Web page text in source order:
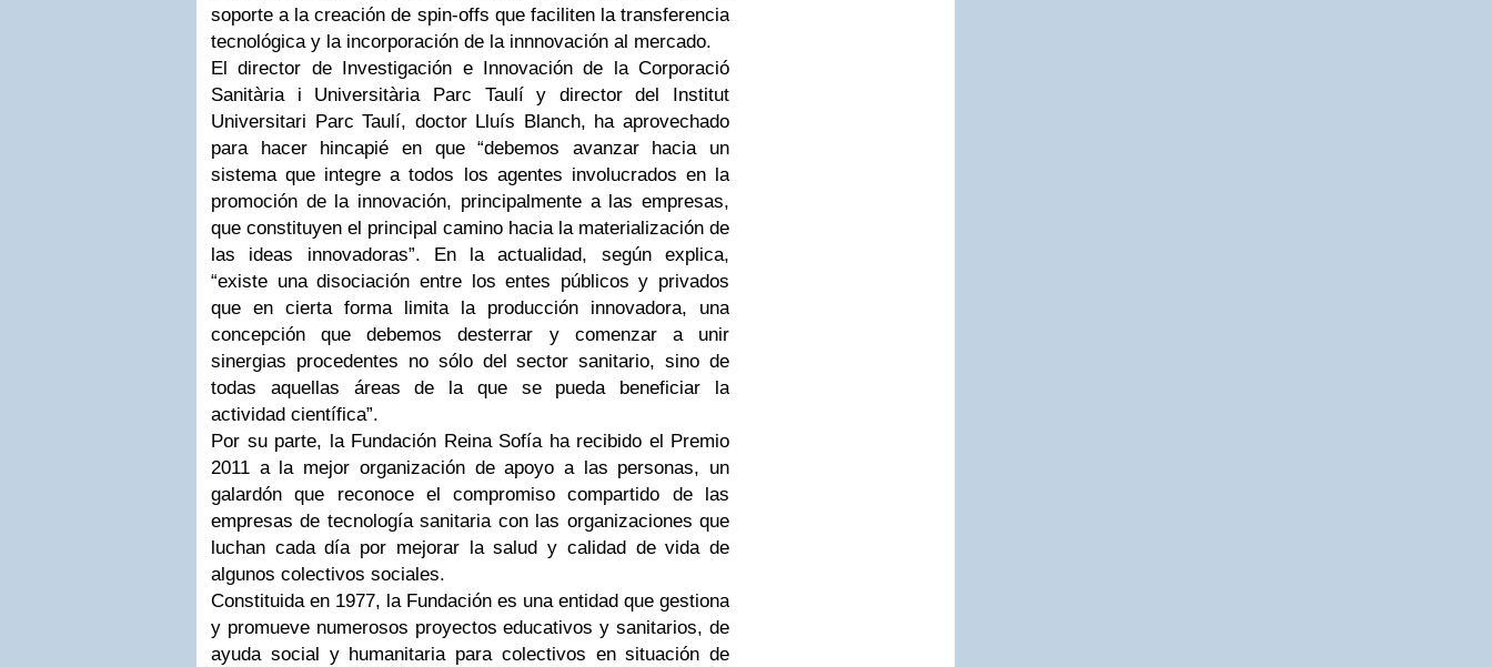
soporte a la creación de spin-offs que faciliten la transferencia
tecnológica y la incorporación de la innnovación al mercado.
El director de Investigación e Innovación de la Corporació
Sanitària i Universitària Parc Taulí y director del Institut
Universitari Parc Taulí, doctor Lluís Blanch, ha aprovechado
para hacer hincapié en que “debemos avanzar hacia un
sistema que integre a todos los agentes involucrados en la
promoción de la innovación, principalmente a las empresas,
que constituyen el principal camino hacia la materialización de
las ideas innovadoras”. En la actualidad, según explica,
“existe una disociación entre los entes públicos y privados
que en cierta forma limita la producción innovadora, una
concepción que debemos desterrar y comenzar a unir
sinergias procedentes no sólo del sector sanitario, sino de
todas aquellas áreas de la que se pueda beneficiar la
actividad científica”.
Por su parte, la Fundación Reina Sofía ha recibido el Premio
2011 a la mejor organización de apoyo a las personas, un
galardón que reconoce el compromiso compartido de las
empresas de tecnología sanitaria con las organizaciones que
luchan cada día por mejorar la salud y calidad de vida de
algunos colectivos sociales.
Constituida en 1977, la Fundación es una entidad que gestiona
y promueve numerosos proyectos educativos y sanitarios, de
ayuda social y humanitaria para colectivos en situación de